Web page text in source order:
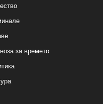
за времето